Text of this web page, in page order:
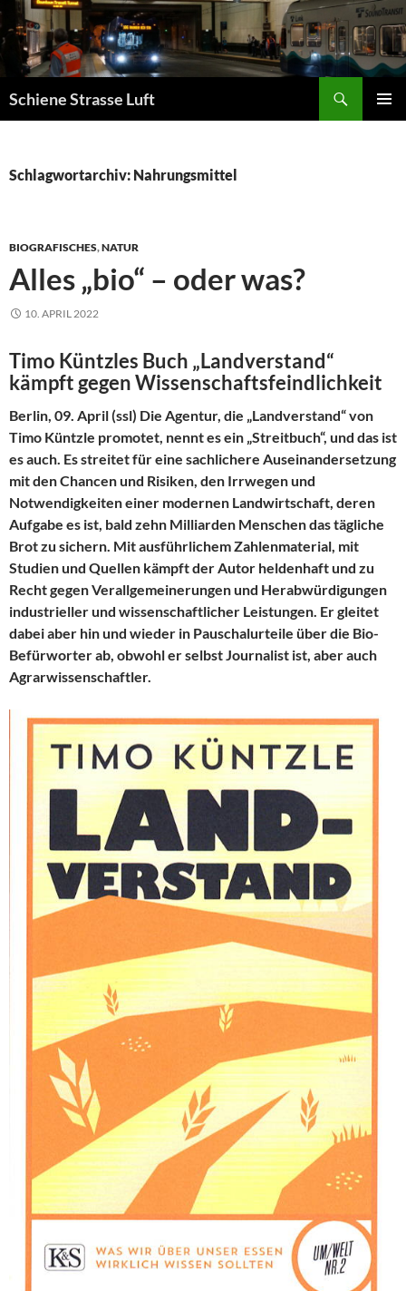
Zum
Inhalt
springen
Schiene Strasse Luft
Schlagwortarchiv: Nahrungsmittel
BIOGRAFISCHES,NATUR
Alles „bio“ – oder was?
10. APRIL 2022
Timo Küntzles Buch „Landverstand“
kämpft gegen Wissenschaftsfeindlichkeit
Berlin, 09. April (ssl) Die Agentur, die „Landverstand“ von
Timo Küntzle promotet, nennt es ein „Streitbuch“, und das ist
es auch. Es streitet für eine sachlichere Auseinandersetzung
mit den Chancen und Risiken, den Irrwegen und
Notwendigkeiten einer modernen Landwirtschaft, deren
Aufgabe es ist, bald zehn Milliarden Menschen das tägliche
Brot zu sichern. Mit ausführlichem Zahlenmaterial, mit
Studien und Quellen kämpft der Autor heldenhaft und zu
Recht gegen Verallgemeinerungen und Herabwürdigungen
industrieller und wissenschaftlicher Leistungen. Er gleitet
dabei aber hin und wieder in Pauschalurteile über die Bio-
Befürworter ab, obwohl er selbst Journalist ist, aber auch
Agrarwissenschaftler.